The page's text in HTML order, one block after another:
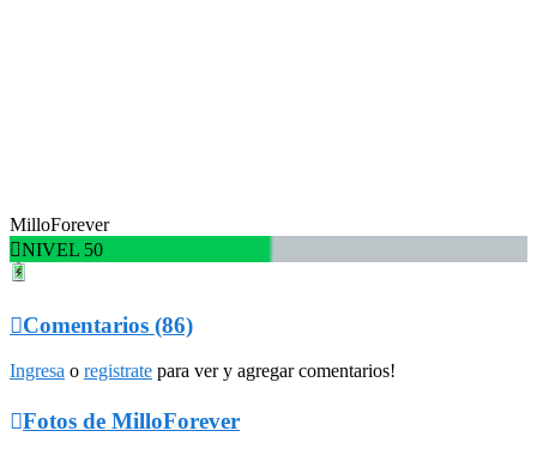
MilloForever
NIVEL 50
Comentarios (86)
Ingresa o registrate para ver y agregar comentarios!
Fotos de MilloForever